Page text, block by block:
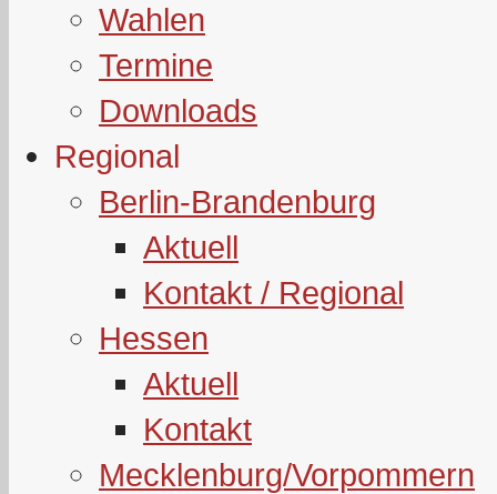
Wahlen
Termine
Downloads
Regional
Berlin-Brandenburg
Aktuell
Kontakt / Regional
Hessen
Aktuell
Kontakt
Mecklenburg/Vorpommern